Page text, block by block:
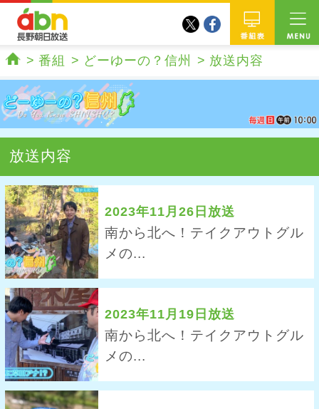
twitterfacebook
番組 どーゆーの？信州 放送内容
放送内容
2023年11月26日放送
南から北へ！テイクアウトグル
メの...
2023年11月19日放送
南から北へ！テイクアウトグル
メの...